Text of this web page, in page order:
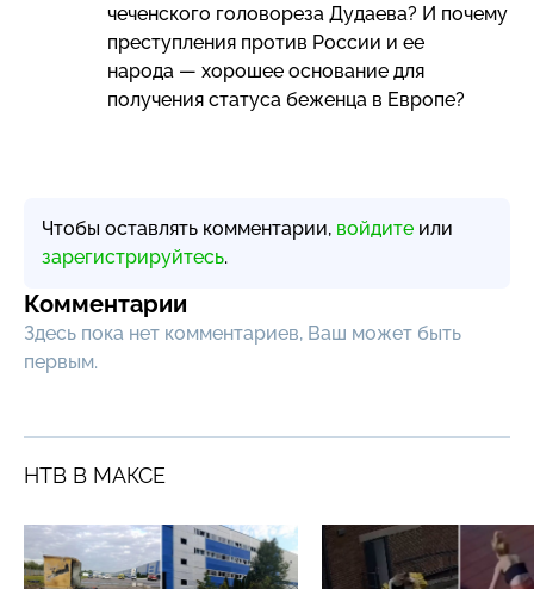
чеченского головореза Дудаева? И почему
преступления против России и ее
народа — хорошее основание для
получения статуса беженца в Европе?
Чтобы оставлять комментарии, войдите или
зарегистрируйтесь.
Комментарии
Здесь пока нет комментариев, Ваш может быть
первым.
НТВ В МАКСЕ